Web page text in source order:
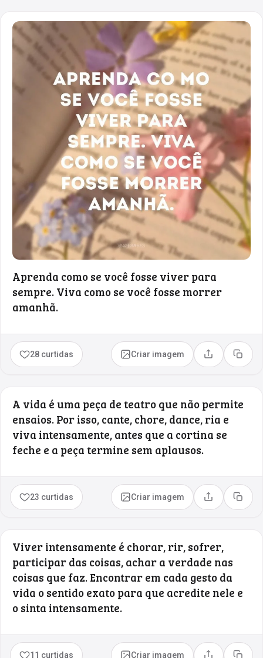
Aprenda como se você fosse viver para
sempre. Viva como se você fosse morrer
amanhã.
28 curtidas Criar imagem Compartilhar
Copiar
A vida é uma peça de teatro que não permite
ensaios. Por isso, cante, chore, dance, ria e
viva intensamente, antes que a cortina se
feche e a peça termine sem aplausos.
23 curtidas Criar imagem Compartilhar
Copiar
Viver intensamente é chorar, rir, sofrer,
participar das coisas, achar a verdade nas
coisas que faz. Encontrar em cada gesto da
vida o sentido exato para que acredite nele e
o sinta intensamente.
11 curtidas Criar imagem